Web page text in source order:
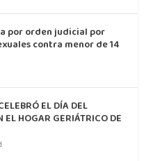
por orden judicial por
contra menor de 14
EL DÍA DEL
EL HOGAR GERIÁTRICO DE